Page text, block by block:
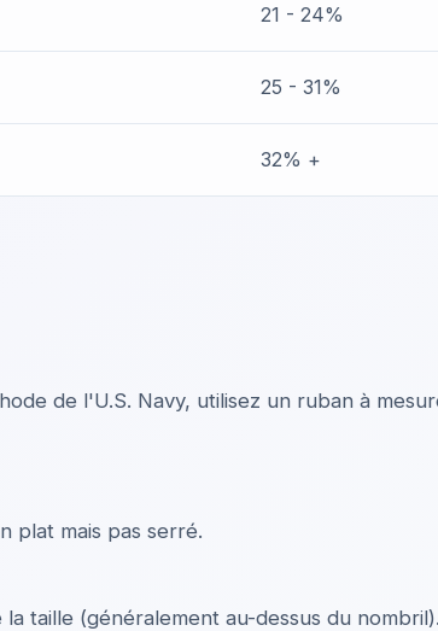
21 - 24%
25 - 31%
32% +
de l'U.S. Navy, utilisez un ruban à
plat mais pas serré.
taille (généralement au-dessus du nombril).